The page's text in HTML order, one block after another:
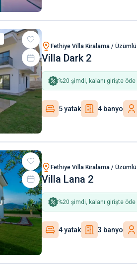
Fethiye Villa Kiralama / Üzümlü
Villa Dark 2
%20 şimdi, kalanı girişte öde
5 yatak 4 banyo
Fethiye Villa Kiralama / Üzümlü
Villa Lana 2
%20 şimdi, kalanı girişte öde
4 yatak 3 banyo